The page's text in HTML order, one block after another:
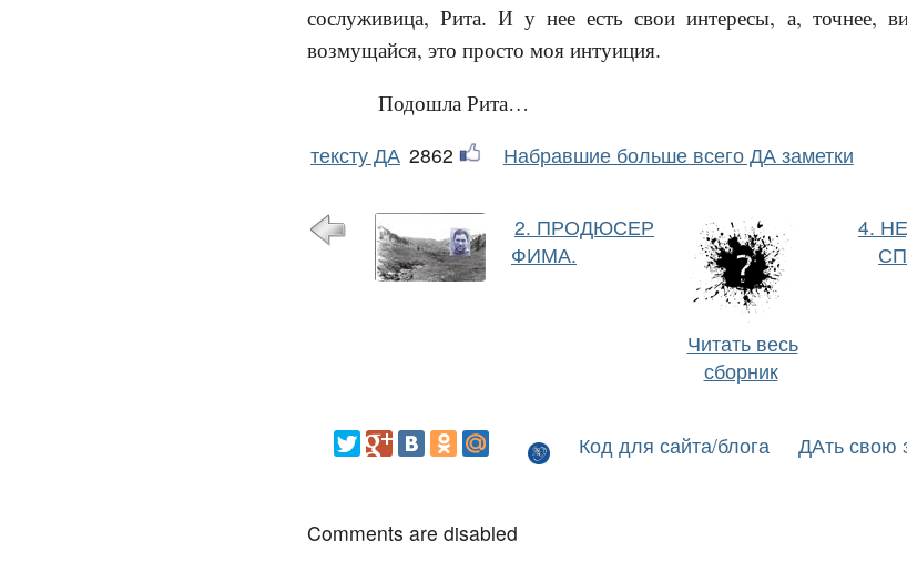
сослуживица, Рита. И у нее есть свои интересы, а, точнее,
возмущайся, это просто моя интуиция.
Подошла Рита…
тексту ДА 2862 Набравшие больше всего ДА заметки
2. ПРОДЮСЕР
ФИМА.
Читать весь
сборник
4.
Код для сайта/блога ДАть свою
Comments are disabled